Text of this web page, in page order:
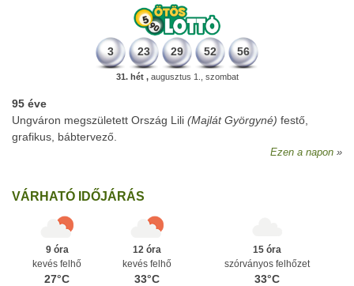
3 23 29 52 56
31. hét ,augusztus 1., szombat
95 éve
Ungváron megszületett Ország Lili (Majlát Györgyné) festő,
grafikus, bábtervező.
Ezen a napon
VÁRHATÓ IDŐJÁRÁS
9 óra
kevés felhő
27°C
12 óra
kevés felhő
33°C
15 óra
szórványos felhőzet
33°C